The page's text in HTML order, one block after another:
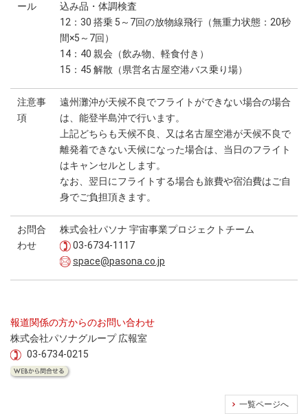
ール
込み品・体調検査
12：30 搭乗 5～7回の放物線飛行（無重力状態：20秒
間×5～7回）
14：40 親会（飲み物、軽食付き）
15：45 解散（県営名古屋空港バス乗り場）
注意事
項
遠州灘沖が天候不良でフライトができない場合の場合
は、能登半島沖で行います。
上記どちらも天候不良、又は名古屋空港が天候不良で
離発着できない天候になった場合は、当日のフライト
はキャンセルとします。
なお、翌日にフライトする場合も旅費や宿泊費はご自
身でご負担頂きます。
お問合
わせ
株式会社パソナ 宇宙事業プロジェクトチーム
03-6734-1117
space@pasona.co.jp
報道関係の方からのお問い合わせ
株式会社パソナグループ 広報室
03-6734-0215
一覧ページへ